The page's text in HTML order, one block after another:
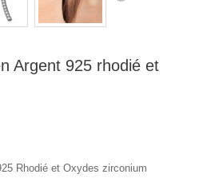
Argent 925 rhodié et
Rhodié et Oxydes zirconium